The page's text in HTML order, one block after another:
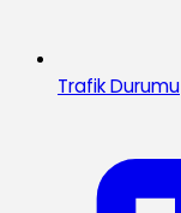
Trafik Durumu